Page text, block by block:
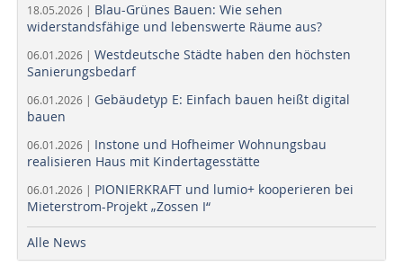
18.05.2026 | Blau-Grünes Bauen: Wie sehen
widerstandsfähige und lebenswerte Räume aus?
06.01.2026 | Westdeutsche Städte haben den höchsten
Sanierungsbedarf
06.01.2026 | Gebäudetyp E: Einfach bauen heißt digital
bauen
06.01.2026 | Instone und Hofheimer Wohnungsbau
realisieren Haus mit Kindertagesstätte
06.01.2026 | PIONIERKRAFT und lumio+ kooperieren bei
Mieterstrom-Projekt „Zossen I“
Alle News